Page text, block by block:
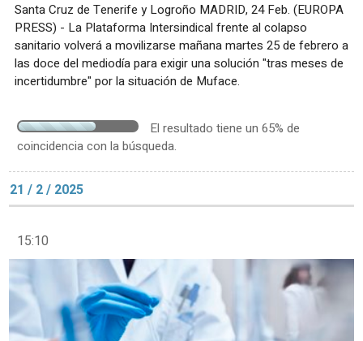
Santa Cruz de Tenerife y Logroño MADRID, 24 Feb. (EUROPA
PRESS) - La Plataforma Intersindical frente al colapso
sanitario volverá a movilizarse mañana martes 25 de febrero a
las doce del mediodía para exigir una solución "tras meses de
incertidumbre" por la situación de Muface.
El resultado tiene un 65% de
coincidencia con la búsqueda.
21 / 2 / 2025
15:10